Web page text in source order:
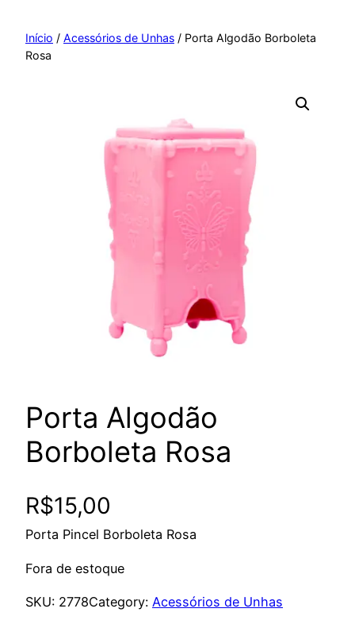
paraInício / Acessórios de Unhas / Porta Algodão Borboleta
Rosa
Porta Algodão
Borboleta Rosa
R$15,00
Porta Pincel Borboleta Rosa
Fora de estoque
SKU: 2778Category: Acessórios de Unhas